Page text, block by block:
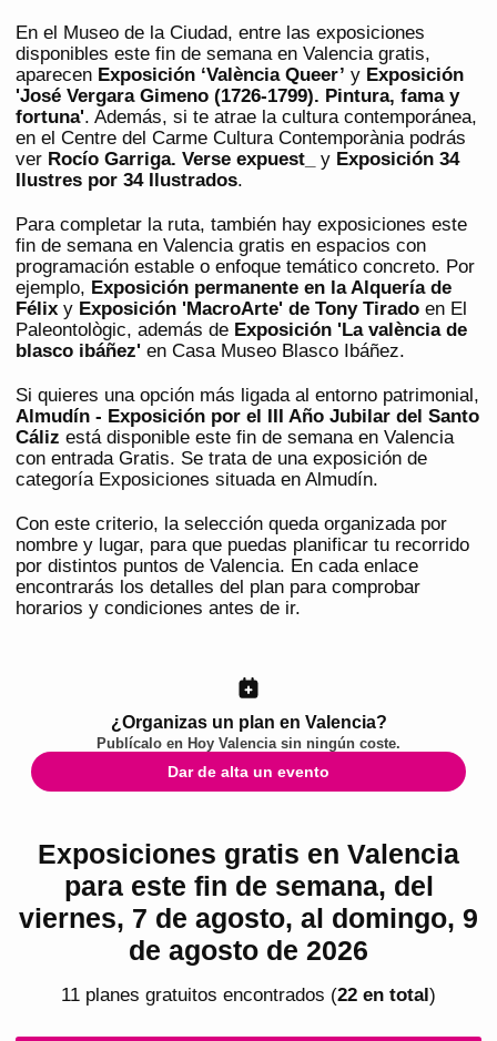
En el Museo de la Ciudad, entre las exposiciones
disponibles este fin de semana en Valencia gratis,
aparecen Exposición ‘València Queer’ y Exposición
'José Vergara Gimeno (1726-1799). Pintura, fama y
fortuna'. Además, si te atrae la cultura contemporánea,
en el Centre del Carme Cultura Contemporània podrás
ver Rocío Garriga. Verse expuest_ y Exposición 34
Ilustres por 34 Ilustrados.
Para completar la ruta, también hay exposiciones este
fin de semana en Valencia gratis en espacios con
programación estable o enfoque temático concreto. Por
ejemplo, Exposición permanente en la Alquería de
Félix y Exposición 'MacroArte' de Tony Tirado en El
Paleontològic, además de Exposición 'La valència de
blasco ibáñez' en Casa Museo Blasco Ibáñez.
Si quieres una opción más ligada al entorno patrimonial,
Almudín - Exposición por el III Año Jubilar del Santo
Cáliz está disponible este fin de semana en Valencia
con entrada Gratis. Se trata de una exposición de
categoría Exposiciones situada en Almudín.
Con este criterio, la selección queda organizada por
nombre y lugar, para que puedas planificar tu recorrido
por distintos puntos de Valencia. En cada enlace
encontrarás los detalles del plan para comprobar
horarios y condiciones antes de ir.
¿Organizas un plan en Valencia?
Publícalo en Hoy Valenciasin ningún coste.
Dar de alta un evento
Exposiciones gratis en Valencia
para este fin de semana, del
viernes, 7 de agosto, al domingo, 9
de agosto de 2026
11 planes gratuitos encontrados (22 en total )